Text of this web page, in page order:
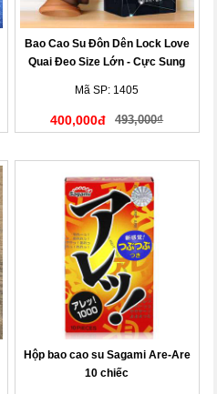
Bao Cao Su Đôn Dên Lock Love
Quai Đeo Size Lớn - Cực Sung
Mã SP: 1405
400,000đ 493,000₫
Hộp bao cao su Sagami Are-Are
10 chiếc